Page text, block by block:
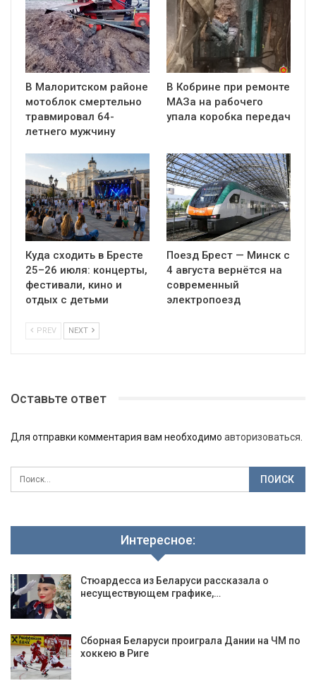
В Малоритском районе
мотоблок смертельно
травмировал 64-
летнего мужчину
В Кобрине при ремонте
МАЗа на рабочего
упала коробка передач
Куда сходить в Бресте
25–26 июля: концерты,
фестивали, кино и
отдых с детьми
Поезд Брест — Минск с
4 августа вернётся на
современный
электропоезд
PREV NEXT
Оставьте ответ
Для отправки комментария вам необходимо авторизоваться
Интересное:
Стюардесса из Беларуси рассказала о
несуществующем графике,…
Сборная Беларуси проиграла Дании на ЧМ по
хоккею в Риге